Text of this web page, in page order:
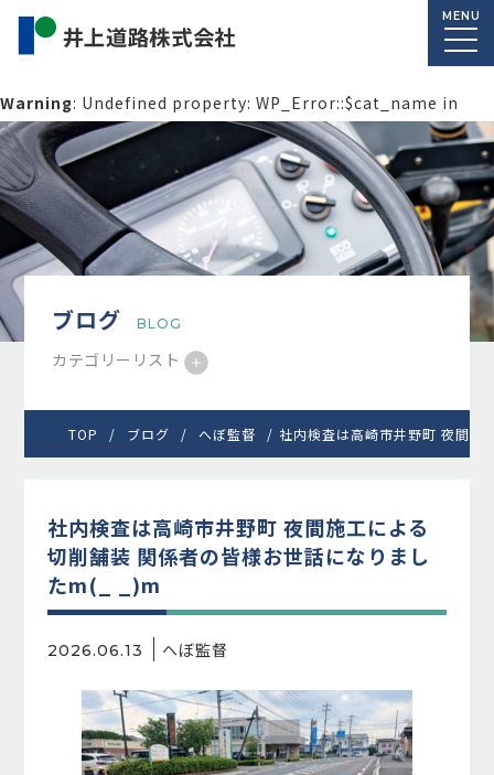
MENU
Warning: Undefined property: WP_Error::$cat_name in
/home/macolab2/inouedoro.co.jp/public_html/wp-
content/themes/inourdoro_theme_2024/single.phpon
line14
ブログ BLOG
カテゴリーリスト
TOP ブログ へぼ監督 社内検査は高崎市井野町 夜間
社内検査は高崎市井野町 夜間施工による
切削舗装 関係者の皆様お世話になりまし
たm(_ _)m
2026.06.13 へぼ監督